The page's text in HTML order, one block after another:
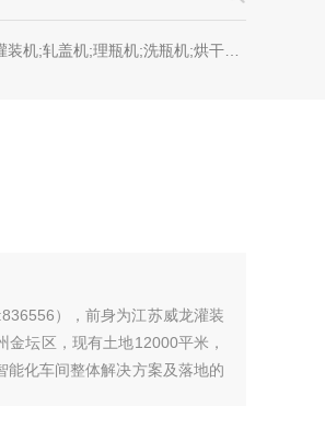
瓶机;洗瓶机;烘干机;套标机;喷码机;贴标机
），前身为江苏威龙灌装
坛区，现有土地12000平米，
化车间整体解决方案及落地的